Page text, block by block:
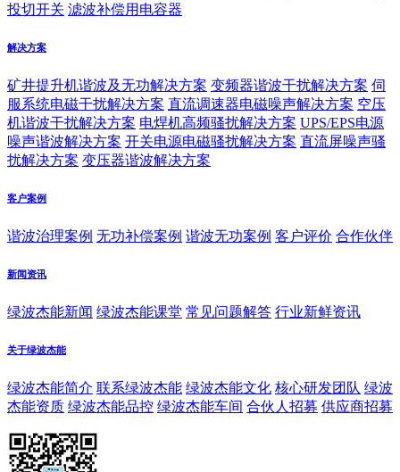
投切开关 滤波补偿用电容器
解决方案
矿井提升机谐波及无功解决方案 变频器谐波干扰解决方案 伺
服系统电磁干扰解决方案 直流调速器电磁噪声解决方案 空压
机谐波干扰解决方案 电焊机高频骚扰解决方案 UPS/EPS电源
噪声谐波解决方案 开关电源电磁骚扰解决方案 直流屏噪声骚
扰解决方案 变压器谐波解决方案
客户案例
谐波治理案例 无功补偿案例 谐波无功案例 客户评价 合作伙伴
新闻资讯
绿波杰能新闻 绿波杰能课堂 常见问题解答 行业新鲜资讯
关于绿波杰能
绿波杰能简介 联系绿波杰能 绿波杰能文化 核心研发团队 绿波
杰能资质 绿波杰能品控 绿波杰能车间 合伙人招募 供应商招募